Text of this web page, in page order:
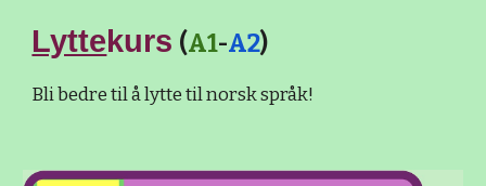
Lyttekurs (A1-A2)
Bli bedre til å lytte til norsk språk!